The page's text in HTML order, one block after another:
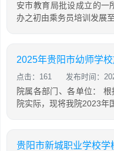
安市教育局批设成立的一
办之初由乘务员培训发展至
2025年贵阳市幼师学
点击：161 发布时间：
院属各部门、各单位：
院实际，现将我院2023年
贵阳市新城职业学校学